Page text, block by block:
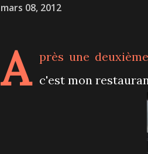
mars 08, 2012
A
près une
c'est mon